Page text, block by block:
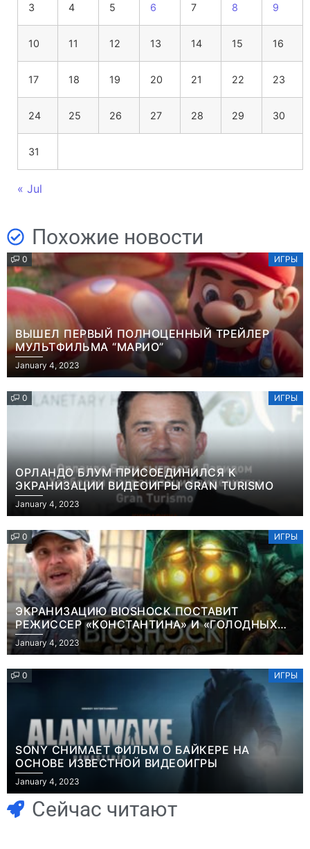
3 4 5 6 7 8 9
10 11 12 13 14 15 16
17 18 19 20 21 22 23
24 25 26 27 28 29 30
31
« Jul
Похожие новости
0 ИГРЫ
ВЫШЕЛ ПЕРВЫЙ ПОЛНОЦЕННЫЙ ТРЕЙЛЕР
МУЛЬТФИЛЬМА “МАРИО”
January 4, 2023
0 ИГРЫ
ОРЛАНДО БЛУМ ПРИСОЕДИНИЛСЯ К
ЭКРАНИЗАЦИИ ВИДЕОИГРЫ GRAN TURISMO
January 4, 2023
0 ИГРЫ
ЭКРАНИЗАЦИЮ BIOSHOCK ПОСТАВИТ
РЕЖИССЕР «КОНСТАНТИНА» И «ГОЛОДНЫХ
ИГР»
January 4, 2023
0 ИГРЫ
SONY СНИМАЕТ ФИЛЬМ О БАЙКЕРЕ НА
ОСНОВЕ ИЗВЕСТНОЙ ВИДЕОИГРЫ
January 4, 2023
Сейчас читают
Игры
В Rust теперь
Игры
Часть геймеров
считает, что мы